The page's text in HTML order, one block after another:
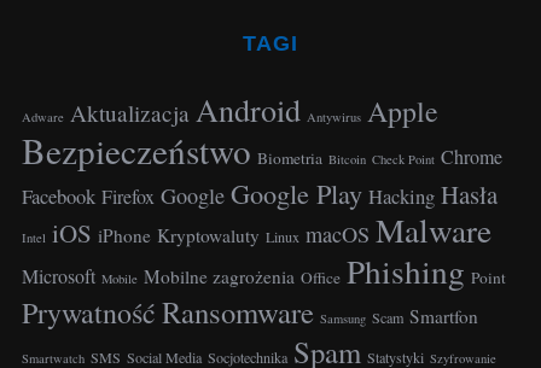
TAGI
Adware Aktualizacja Android Antywirus Apple
Bezpieczeństwo Biometria Bitcoin Check Point Chrome
Facebook Firefox Google Google Play Hacking Hasła
Intel iOS iPhone Kryptowaluty Linux macOS Malware
Microsoft Mobile Mobilne zagrożenia Office Phishing Point
PrywatnośćRansomware Samsung Scam Smartfon
Smartwatch SMS Social Media Socjotechnika Spam Statystyki Szyfrowanie